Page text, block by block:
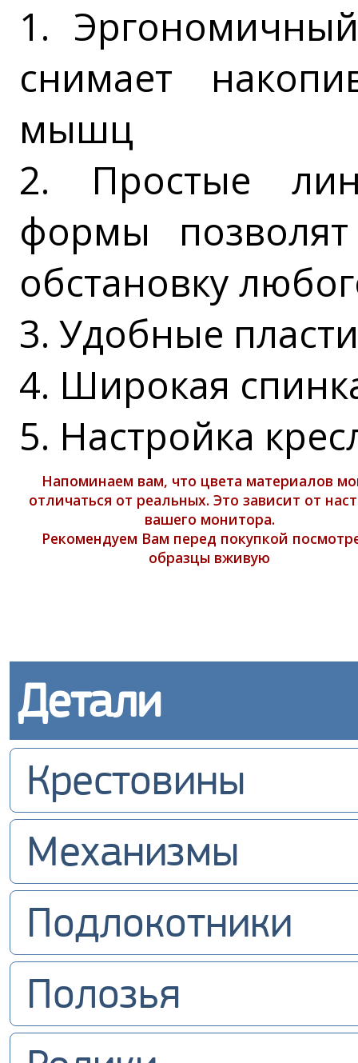
1.
снимает
мышц
2. Простые
формы
обстановку
3. Удобные
4. Широкая
5. Настройка
Напоминаем вам, что цвета материалов
отличаться от реальных. Это зависит от
вашего монитора.
Рекомендуем Вам перед покупкой
образцы вживую
Детали
Крестовины
Механизмы
Подлокотники
Полозья